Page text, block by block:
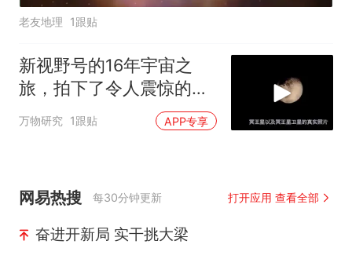
老友地理 1跟贴
新视野号的16年宇宙之
旅，拍下了令人震惊的照
片！
万物研究 1跟贴 APP专享
网易热搜 每30分钟更新 打开应用 查看全部
奋进开新局 实干挑大梁